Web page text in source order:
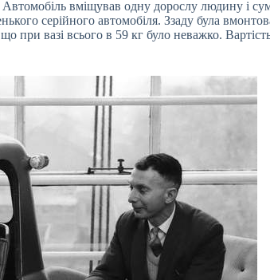
вміщував одну дорослу людину і
серійного автомобіля. Ззаду була
при вазі всього в 59 кг було неважко.